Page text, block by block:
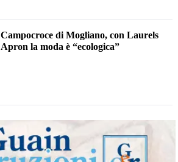
Campocroce di Mogliano, con Laurels
Apron la moda è “ecologica”